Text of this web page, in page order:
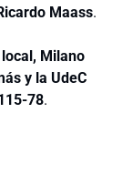
Maass.
Milano
y la UdeC
78.